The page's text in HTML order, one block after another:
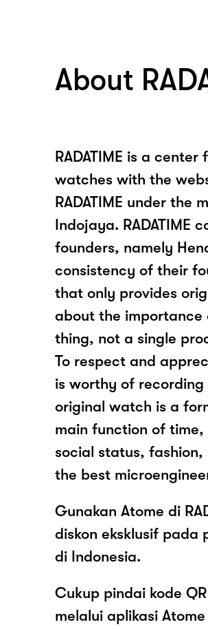
About
RADATIME is a
watches with the
RADATIME under the
Indojaya. RADATIME
founders, namely
consistency of their
that only provides
about the importance
thing, not a single
To respect and
is worthy of
original watch is a
main function of
social status,
the best
Gunakan Atome di
diskon eksklusif pada
di Indonesia.
Cukup pindai kode
melalui aplikasi